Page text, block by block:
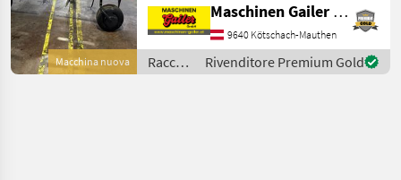
Macchina nuova
Larghezza di lavoro 250 cm
* Larghezza esterna 295 cm
* Peso proprio 344 kg * 5
denti per fila
Maschinen Gailer GmbH
9640 Kötschach-Mauthen
Raccolta
mangimi
Rivenditore Premium Gold